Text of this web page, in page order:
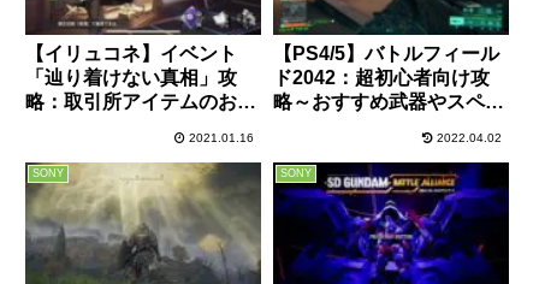
【イリュコネ】イベント
「辿り着けない真相」攻
略：取引所アイテムのお得
【イリュージョンコネク
ト】
2021.01.16
【PS4/5】バトルフィール
ド2042：超初心者向け攻
略～おすすめ武器やスペシ
2022.04.02
SONY SONY